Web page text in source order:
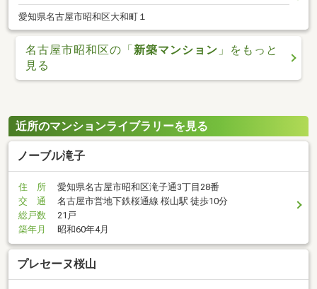
愛知県名古屋市昭和区大和町１
名古屋市昭和区の「新築マンション 」をもっと
見る
近所のマンションライブラリーを見る
ノーブル滝子
住 所
愛知県名古屋市昭和区滝子通3丁目28番
交 通
名古屋市営地下鉄桜通線 桜山駅 徒歩10分
総戸数
21戸
築年月
昭和60年4月
プレセーヌ桜山